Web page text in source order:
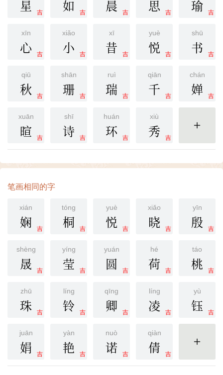
吉
星 吉
如 吉
晨 吉
思 吉
瑜
xīn
吉
心
xiǎo
吉
小
xī
吉
昔
yuè
吉
悦
shū
吉
书
qiū
吉
秋
shān
吉
珊
ruì
吉
瑞
qiān
吉
千
chán
吉
婵
xuān
吉
暄
shī
吉
诗
huán
吉
环
xiù
吉
秀 更多
笔画相同的字
xián
吉
娴
tóng
吉
桐
yuè
吉
悦
xiǎo
吉
晓
yīn
吉
殷
shèng
吉
晟
yíng
吉
莹
yuán
吉
圆
hé
吉
荷
táo
吉
桃
zhū
吉
珠
líng
吉
铃
qīng
吉
卿
líng
吉
凌
yù
吉
钰
juān
吉
娟
yàn
吉
艳
nuò
吉
诺
qiàn
吉
倩 更多